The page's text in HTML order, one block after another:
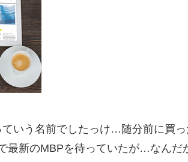
いう名前でしたっけ…随分前に買
新のMBPを待っていたが…なんだ